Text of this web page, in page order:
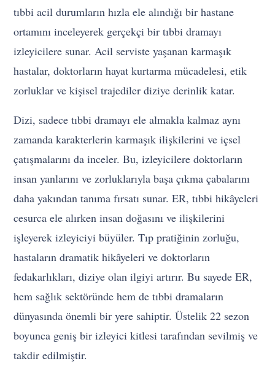
tıbbi acil durumların hızla ele alındığı bir hastane
ortamını inceleyerek gerçekçi bir tıbbi dramayı
izleyicilere sunar. Acil serviste yaşanan karmaşık
hastalar, doktorların hayat kurtarma mücadelesi, etik
zorluklar ve kişisel trajediler diziye derinlik katar.
Dizi, sadece tıbbi dramayı ele almakla kalmaz aynı
zamanda karakterlerin karmaşık ilişkilerini ve içsel
çatışmalarını da inceler. Bu, izleyicilere doktorların
insan yanlarını ve zorluklarıyla başa çıkma çabalarını
daha yakından tanıma fırsatı sunar. ER, tıbbi hikâyeleri
cesurca ele alırken insan doğasını ve ilişkilerini
işleyerek izleyiciyi büyüler. Tıp pratiğinin zorluğu,
hastaların dramatik hikâyeleri ve doktorların
fedakarlıkları, diziye olan ilgiyi artırır. Bu sayede ER,
hem sağlık sektöründe hem de tıbbi dramaların
dünyasında önemli bir yere sahiptir. Üstelik 22 sezon
boyunca geniş bir izleyici kitlesi tarafından sevilmiş ve
takdir edilmiştir.